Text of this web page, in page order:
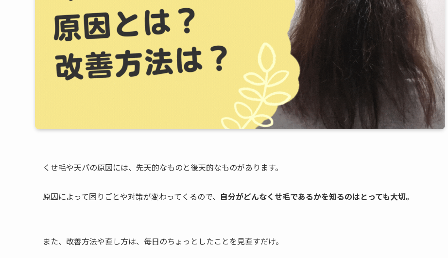
くせ毛や天パの原因には、先天的なものと後天的なものがあります。
原因によって困りごとや対策が変わってくるので、 自分がどんなくせ毛であるかを知るのはとっても大切。
また、改善方法や直し方は、毎日のちょっとしたことを見直すだけ。